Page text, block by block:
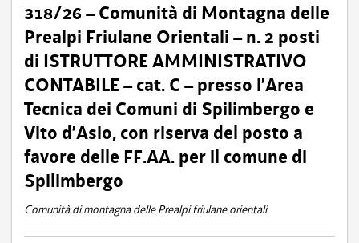
318/26 – Comunità di Montagna delle
Prealpi Friulane Orientali – n. 2 posti
di ISTRUTTORE AMMINISTRATIVO
CONTABILE – cat. C – presso l’Area
Tecnica dei Comuni di Spilimbergo e
Vito d’Asio, con riserva del posto a
favore delle FF.AA. per il comune di
Spilimbergo
Comunità di montagna delle Prealpi friulane orientali